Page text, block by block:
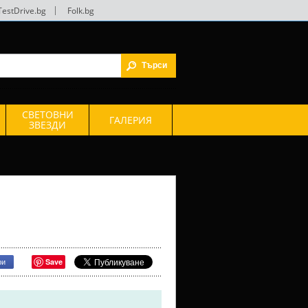
Folk.bg
СВЕТОВНИ
ЗВЕЗДИ ГАЛЕРИЯ
Save